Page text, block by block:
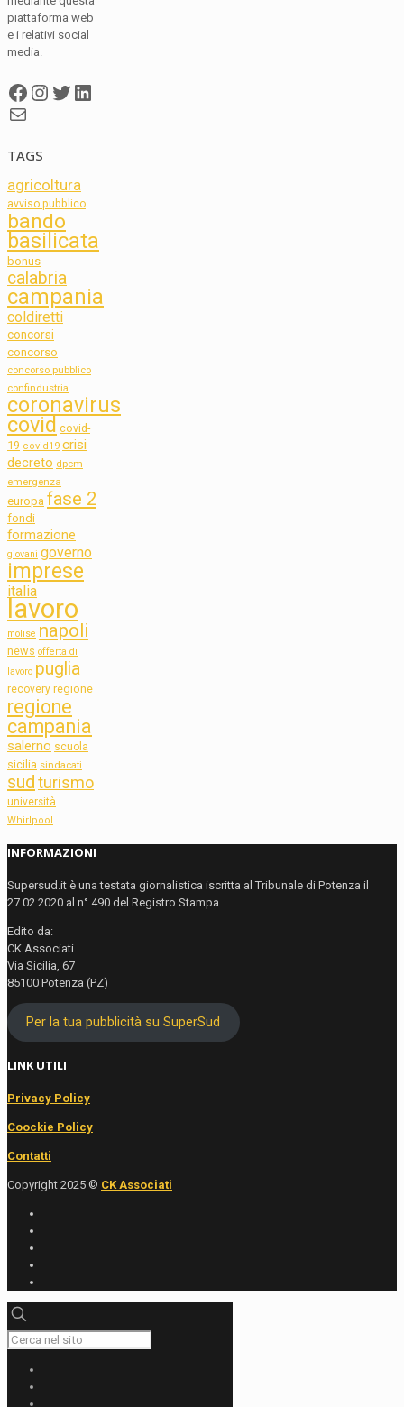
piattaforma web
e i relativi social
media.
Facebook
Instagram
Twitter
LinkedIn
Mail
TAGS
agricoltura
avviso pubblico
bando
basilicata
bonus
calabria
campania
coldiretti
concorsi
concorso
concorso pubblico
confindustria
coronavirus
covid covid-
19 covid19 crisi
decreto dpcm
emergenza
europa fase 2
fondi
formazione
giovani governo
imprese
italia
lavoro
molise napoli
news offerta di
lavoro puglia
recovery regione
regione
campania
salerno scuola
sicilia sindacati
sudturismo
università
Whirlpool
INFORMAZIONI
Supersud.it è una testata giornalistica iscritta al Tribunale di Potenza il
27.02.2020 al n° 490 del Registro Stampa.
Edito da:
CK Associati
Via Sicilia, 67
85100 Potenza (PZ)
Per la tua pubblicità su SuperSud
LINK UTILI
Privacy Policy
Coockie Policy
Contatti
Copyright 2025 © CK Associati